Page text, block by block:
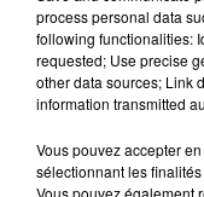
process personal data
following functionalities:
requested; Use precise
other data sources; Link
information transmitted
Vous pouvez accepter
sélectionnant les
Vous pouvez également